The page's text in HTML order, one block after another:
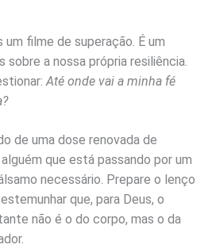
um filme de superação. É um
a nossa própria resiliência.
Até onde vai a minha fé
de uma dose renovada de
que está passando por um
necessário. Prepare o lenço
que, para Deus, o
não é o do corpo, mas o da